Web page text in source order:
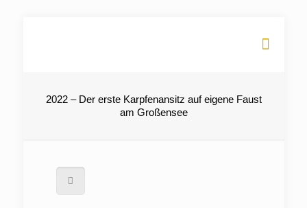
2022 – Der erste Karpfenansitz auf eigene Faust
am Großensee